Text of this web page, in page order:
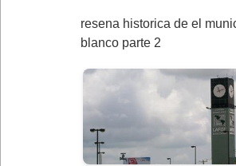
resena historica de el
blanco parte 2